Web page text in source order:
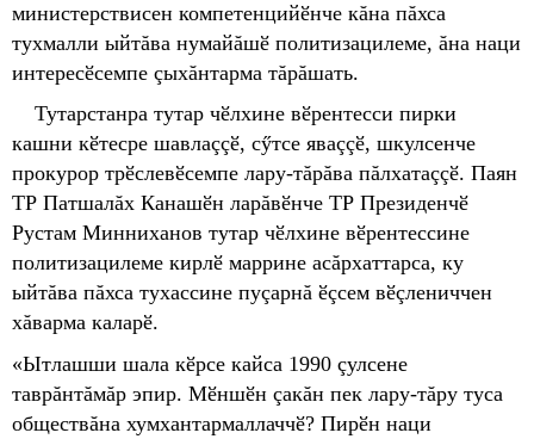
министерствисен компетенцийӗнче кăна пăхса
тухмалли ыйтăва нумайăшӗ политизацилеме, ăна наци
интересӗсемпе çыхăнтарма тăрăшать.
Тутарстанра тутар чӗлхине вӗрентесси пирки
кашни кӗтесре шавлаççӗ, сӳтсе яваççӗ, шкулсенче
прокурор трӗслевӗсемпе лару-тăрăва пăлхатаççӗ. Паян
ТР Патшалăх Канашӗн ларăвӗнче ТР Президенчӗ
Рустам Минниханов тутар чӗлхине вӗрентессине
политизацилеме кирлӗ маррине асăрхаттарса, ку
ыйтăва пăхса тухассине пуçарнă ӗçсем вӗçлениччен
хăварма каларӗ.
«Ытлашши шала кӗрсе кайса 1990 çулсене
таврăнтăмăр эпир. Мӗншӗн çакăн пек лару-тăру туса
обществăна хумхантармаллаччӗ? Пирӗн наци